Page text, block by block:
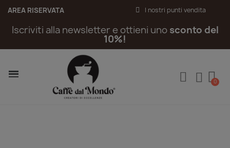
AREA RISERVATA I nostri punti vendita
Iscriviti alla newsletter e ottieni unosconto del
10%!